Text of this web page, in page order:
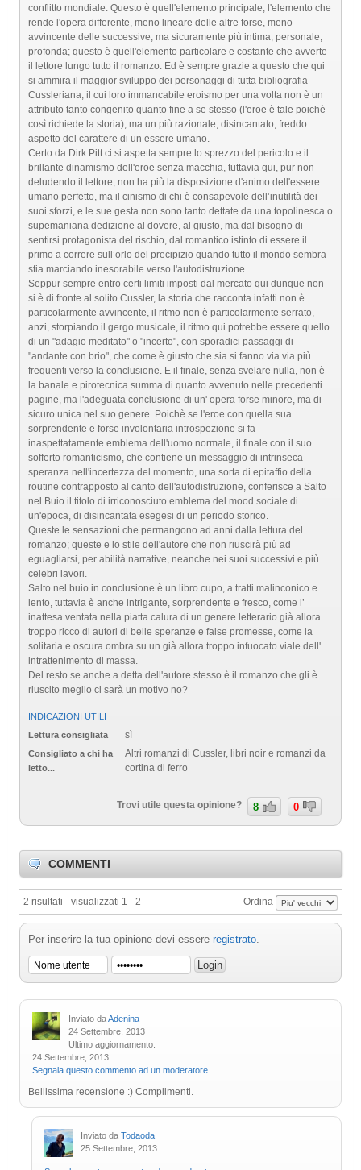
conflitto mondiale. Questo è quell'elemento principale, l'elemento che
rende l'opera differente, meno lineare delle altre forse, meno
avvincente delle successive, ma sicuramente più intima, personale,
profonda; questo è quell'elemento particolare e costante che avverte
il lettore lungo tutto il romanzo. Ed è sempre grazie a questo che qui
si ammira il maggior sviluppo dei personaggi di tutta bibliografia
Cussleriana, il cui loro immancabile eroismo per una volta non è un
attributo tanto congenito quanto fine a se stesso (l'eroe è tale poichè
così richiede la storia), ma un più razionale, disincantato, freddo
aspetto del carattere di un essere umano.
Certo da Dirk Pitt ci si aspetta sempre lo sprezzo del pericolo e il
brillante dinamismo dell'eroe senza macchia, tuttavia qui, pur non
deludendo il lettore, non ha più la disposizione d'animo dell'essere
umano perfetto, ma il cinismo di chi è consapevole dell’inutilità dei
suoi sforzi, e le sue gesta non sono tanto dettate da una topolinesca o
supemaniana dedizione al dovere, al giusto, ma dal bisogno di
sentirsi protagonista del rischio, dal romantico istinto di essere il
primo a correre sull’orlo del precipizio quando tutto il mondo sembra
stia marciando inesorabile verso l'autodistruzione.
Seppur sempre entro certi limiti imposti dal mercato qui dunque non
si è di fronte al solito Cussler, la storia che racconta infatti non è
particolarmente avvincente, il ritmo non è particolarmente serrato,
anzi, storpiando il gergo musicale, il ritmo qui potrebbe essere quello
di un "adagio meditato" o "incerto", con sporadici passaggi di
"andante con brio", che come è giusto che sia si fanno via via più
frequenti verso la conclusione. E il finale, senza svelare nulla, non è
la banale e pirotecnica summa di quanto avvenuto nelle precedenti
pagine, ma l'adeguata conclusione di un' opera forse minore, ma di
sicuro unica nel suo genere. Poichè se l'eroe con quella sua
sorprendente e forse involontaria introspezione si fa
inaspettatamente emblema dell'uomo normale, il finale con il suo
sofferto romanticismo, che contiene un messaggio di intrinseca
speranza nell'incertezza del momento, una sorta di epitaffio della
routine contrapposto al canto dell'autodistruzione, conferisce a Salto
nel Buio il titolo di irriconosciuto emblema del mood sociale di
un'epoca, di disincantata esegesi di un periodo storico.
Queste le sensazioni che permangono ad anni dalla lettura del
romanzo; queste e lo stile dell'autore che non riuscirà più ad
eguagliarsi, per abilità narrative, neanche nei suoi successivi e più
celebri lavori.
Salto nel buio in conclusione è un libro cupo, a tratti malinconico e
lento, tuttavia è anche intrigante, sorprendente e fresco, come l’
inattesa ventata nella piatta calura di un genere letterario già allora
troppo ricco di autori di belle speranze e false promesse, come la
solitaria e oscura ombra su un già allora troppo infuocato viale dell'
intrattenimento di massa.
Del resto se anche a detta dell'autore stesso è il romanzo che gli è
riuscito meglio ci sarà un motivo no?
INDICAZIONI UTILI
Lettura consigliata
sì
Consigliato a chi ha
letto...
Altri romanzi di Cussler, libri noir e romanzi da
cortina di ferro
Trovi utile questa opinione? 8 0
COMMENTI
2 risultati - visualizzati 1 - 2 Ordina
Per inserire la tua opinione devi essere registrato.
Inviato daAdenina
24 Settembre, 2013
Ultimo aggiornamento:
24 Settembre, 2013
Segnala questo commento ad un moderatore
Bellissima recensione :) Complimenti.
Inviato da Todaoda
25 Settembre, 2013